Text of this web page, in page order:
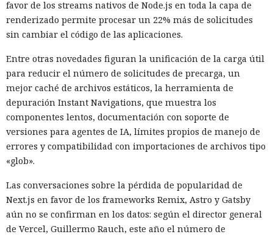
navegador en la aplicación ChatGPT. La propia compañía
dejará de mantener Atlas el 9 de agosto. Como alternativa,
OpenAIofrece a los usuariosla aplicación de escritorio
En Zenity subrayan que los ataques descritos se basan en la
sustitución de instrucciones dentro de páginas que parecen
normales, por lo que confiar únicamente en las
comprobaciones integradas de la IA no es suficiente: se
necesitan restricciones más estrictas, que no dependan del
criterio del propio modelo, sobre qué acciones y con qué
nivel de acceso puede ejecutar el navegador de forma
Inspecciones que forzarán su
represalias contra EE. UU. a
través de Palo Alto Networks
favor de los streams nativos de Node.js en toda la capa de
renderizado permite procesar un 22% más de solicitudes
sin cambiar el código de las aplicaciones.
Entre otras novedades figuran la unificación de la carga útil
para reducir el número de solicitudes de precarga, un
mejor caché de archivos estáticos, la herramienta de
depuración Instant Navigations, que muestra los
componentes lentos, documentación con soporte de
versiones para agentes de IA, límites propios de manejo de
errores y compatibilidad con importaciones de archivos tipo
«glob».
Las conversaciones sobre la pérdida de popularidad de
Next.js en favor de los frameworks Remix, Astro y Gatsby
aún no se confirman en los datos: según el director general
de Vercel, Guillermo Rauch, este año el número de